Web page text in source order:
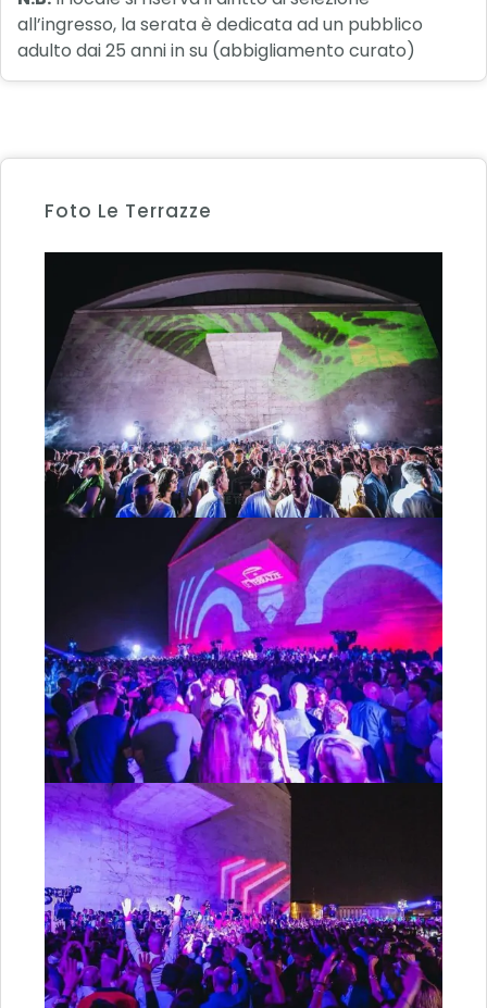
all’ingresso, la serata è dedicata ad un pubblico
adulto dai 25 anni in su (abbigliamento curato)
Foto Le Terrazze